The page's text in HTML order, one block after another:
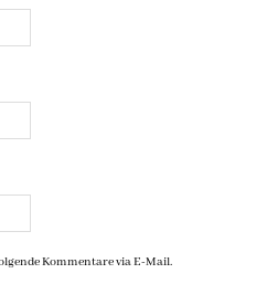
Kommentare via E-Mail.